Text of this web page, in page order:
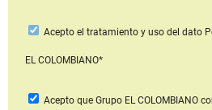
Acepto el tratamiento y uso del dato
EL COLOMBIANO*
Acepto que Grupo EL COLOMBIANO